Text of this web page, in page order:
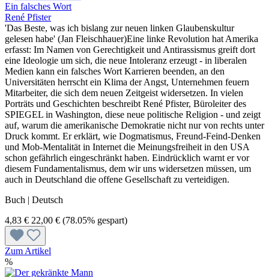
Ein falsches Wort
René Pfister
'Das Beste, was ich bislang zur neuen linken Glaubenskultur
gelesen habe' (Jan Fleischhauer)Eine linke Revolution hat Amerika
erfasst: Im Namen von Gerechtigkeit und Antirassismus greift dort
eine Ideologie um sich, die neue Intoleranz erzeugt - in liberalen
Medien kann ein falsches Wort Karrieren beenden, an den
Universitäten herrscht ein Klima der Angst, Unternehmen feuern
Mitarbeiter, die sich dem neuen Zeitgeist widersetzen. In vielen
Porträts und Geschichten beschreibt René Pfister, Büroleiter des
SPIEGEL in Washington, diese neue politische Religion - und zeigt
auf, warum die amerikanische Demokratie nicht nur von rechts unter
Druck kommt. Er erklärt, wie Dogmatismus, Freund-Feind-Denken
und Mob-Mentalität in Internet die Meinungsfreiheit in den USA
schon gefährlich eingeschränkt haben. Eindrücklich warnt er vor
diesem Fundamentalismus, dem wir uns widersetzen müssen, um
auch in Deutschland die offene Gesellschaft zu verteidigen.
Buch | Deutsch
4,83 € 22,00 € (78.05% gespart)
Zum Artikel
%